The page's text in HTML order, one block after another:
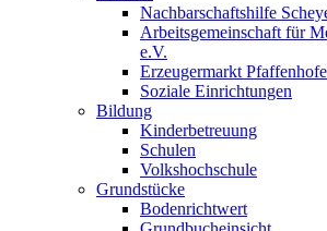
Nachbarschaftshilfe
Arbeitsgemeinschaft für
e.V.
Erzeugermarkt
Soziale Einrichtungen
Bildung
Kinderbetreuung
Schulen
Volkshochschule
Grundstücke
Bodenrichtwert